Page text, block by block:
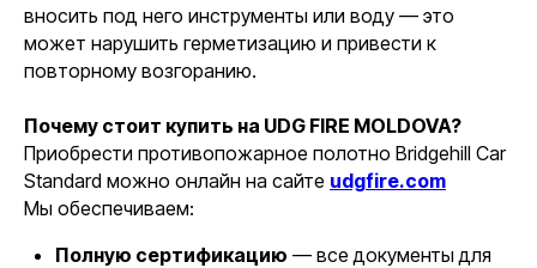
вносить под него инструменты или воду — это
может нарушить герметизацию и привести к
повторному возгоранию.
Почему стоит купить на UDG FIRE MOLDOVA?
Приобрести противопожарное полотно Bridgehill Car
Standard можно онлайн на сайте udgfire.com
Мы обеспечиваем:
Полную сертификацию — все документы для